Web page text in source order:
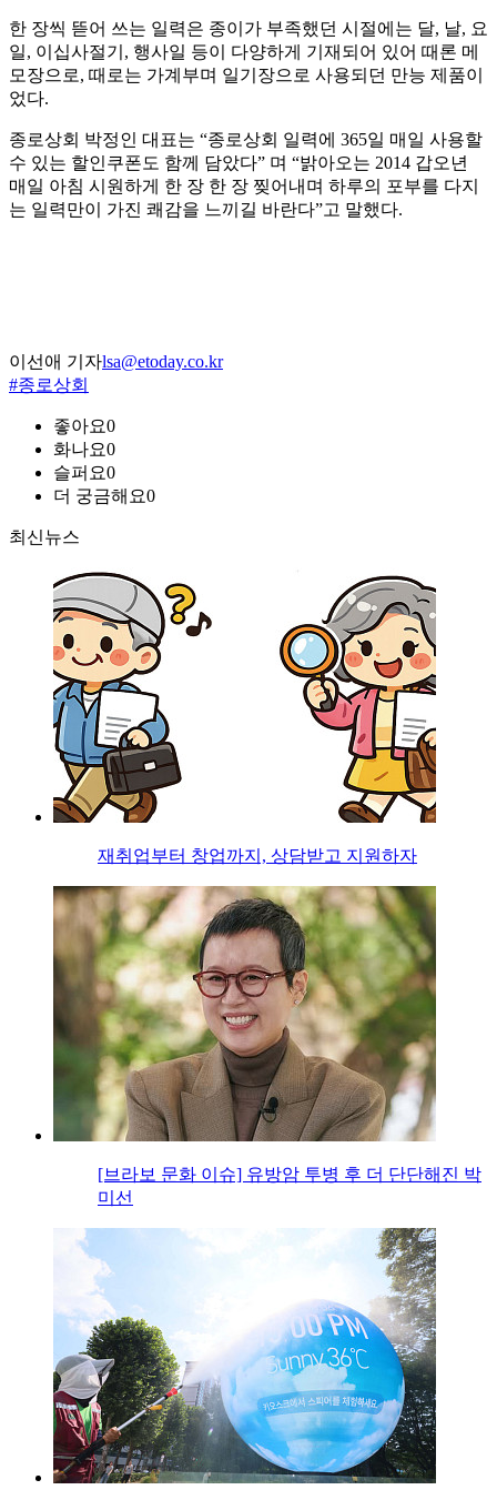
한 장씩 뜯어 쓰는 일력은 종이가 부족했던 시절에는 달, 날, 요
일, 이십사절기, 행사일 등이 다양하게 기재되어 있어 때론 메
모장으로, 때로는 가계부며 일기장으로 사용되던 만능 제품이
었다.
종로상회 박정인 대표는 “종로상회 일력에 365일 매일 사용할
수 있는 할인쿠폰도 함께 담았다” 며 “밝아오는 2014 갑오년
매일 아침 시원하게 한 장 한 장 찢어내며 하루의 포부를 다지
는 일력만이 가진 쾌감을 느끼길 바란다”고 말했다.
이선애 기자lsa@etoday.co.kr
#종로상회
좋아요0
화나요0
슬퍼요0
더 궁금해요0
최신뉴스
재취업부터 창업까지, 상담받고 지원하자
[브라보 문화 이슈] 유방암 투병 후 더 단단해진 박
미선